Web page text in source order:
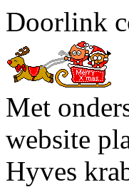
Doorlink
Met
website
Hyves